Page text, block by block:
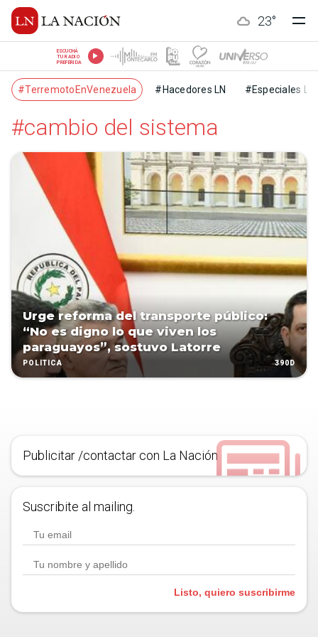
23°
ESCUCHÁ
TU RADIO
PREFERIDA
#TerremotoEnVenezuela #Hacedores LN #Especiales LN
#cambio del sistema
Urge reforma del transporte público:
“No es digno lo que viven los
paraguayos”, sostuvo Latorre
POLÍTICA 390D
Publicitar /contactar con La Nación
Suscribite al mailing.
Listo, quiero suscribirme